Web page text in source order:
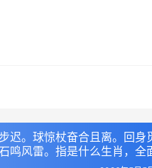
迟。球惊杖奋合且离。回身
鸣风雷。指是什么生肖，全